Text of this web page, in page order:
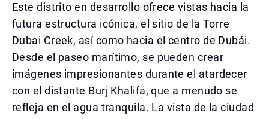
Este distrito en desarrollo ofrece vistas hacia la
futura estructura icónica, el sitio de la Torre
Dubai Creek, así como hacia el centro de Dubái.
Desde el paseo marítimo, se pueden crear
imágenes impresionantes durante el atardecer
con el distante Burj Khalifa, que a menudo se
refleja en el agua tranquila. La vista de la ciudad